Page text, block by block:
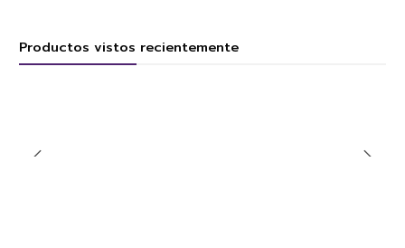
Productos vistos recientemente